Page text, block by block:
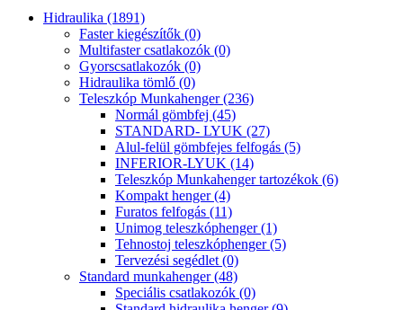
Hidraulika (1891)
Faster kiegészítők (0)
Multifaster csatlakozók (0)
Gyorscsatlakozók (0)
Hidraulika tömlő (0)
Teleszkóp Munkahenger (236)
Normál gömbfej (45)
STANDARD- LYUK (27)
Alul-felül gömbfejes felfogás (5)
INFERIOR-LYUK (14)
Teleszkóp Munkahenger tartozékok (6)
Kompakt henger (4)
Furatos felfogás (11)
Unimog teleszkóphenger (1)
Tehnostoj teleszkóphenger (5)
Tervezési segédlet (0)
Standard munkahenger (48)
Speciális csatlakozók (0)